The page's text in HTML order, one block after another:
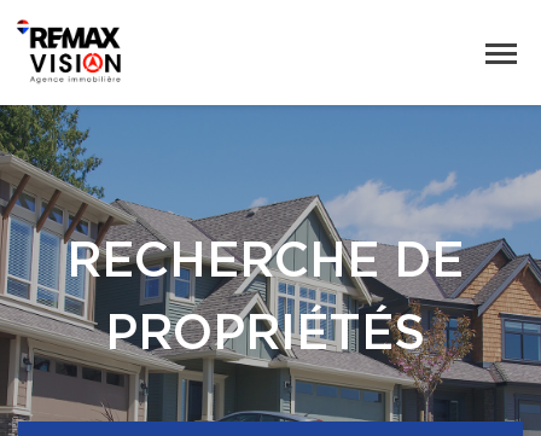
RECHERCHE DE
PROPRIÉTÉS